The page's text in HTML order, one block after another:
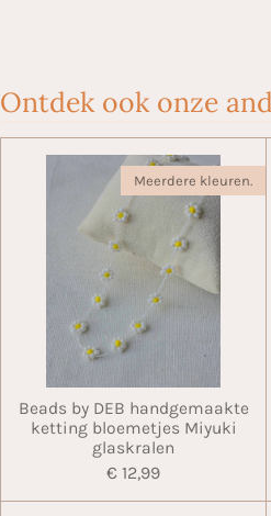
Ontdek ook onze
Meerdere kleuren.
Beads by DEB handgemaakte
ketting bloemetjes Miyuki
glaskralen
€ 12,99